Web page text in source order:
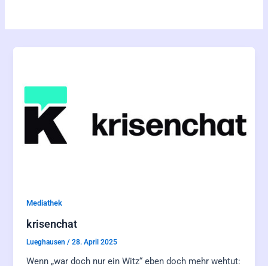
Mediathek
krisenchat
Lueghausen/28. April 2025
Wenn „war doch nur ein Witz“ eben doch mehr wehtut: